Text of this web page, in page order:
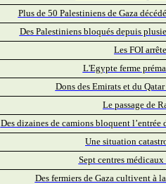
Plus de 50 Palestiniens de Gaza
Des Palestiniens bloqués depuis
Les FOI
L'Egypte ferme
Dons des Emirats et du
Le passage de
Des dizaines de camions bloquent
Une situation
Sept centres
Des fermiers de Gaza cultivent à